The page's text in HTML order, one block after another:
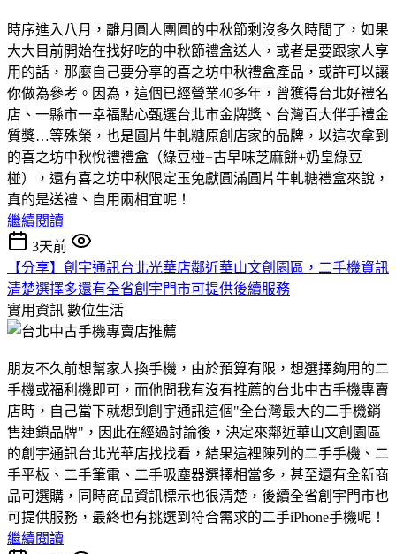
時序進入八月，離月圓人團圓的中秋節剩沒多久時間了，如果
大大目前開始在找好吃的中秋節禮盒送人，或者是要跟家人享
用的話，那麼自己要分享的喜之坊中秋禮盒產品，或許可以讓
你做為參考。因為，這個已經營業40多年，曾獲得台北好禮名
店、一縣市一幸福點心甄選台北市金牌獎、台灣百大伴手禮金
質獎…等殊榮，也是圓片牛軋糖原創店家的品牌，以這次拿到
的喜之坊中秋悅禮禮盒（綠豆椪+古早味芝麻餅+奶皇綠豆
椪），還有喜之坊中秋限定玉兔獻圓滿圓片牛軋糖禮盒來說，
真的是送禮、自用兩相宜呢！
繼續閱讀
3天前
【分享】創宇通訊台北光華店鄰近華山文創園區，二手機資訊
清楚選擇多還有全省創宇門市可提供後續服務
實用資訊 數位生活
朋友不久前想幫家人換手機，由於預算有限，想選擇夠用的二
手機或福利機即可，而他問我有沒有推薦的台北中古手機專賣
店時，自己當下就想到創宇通訊這個"全台灣最大的二手機銷
售連鎖品牌"，因此在經過討論後，決定來鄰近華山文創園區
的創宇通訊台北光華店找找看，結果這裡陳列的二手手機、二
手平板、二手筆電、二手吸塵器選擇相當多，甚至還有全新商
品可選購，同時商品資訊標示也很清楚，後續全省創宇門市也
可提供服務，最終也有挑選到符合需求的二手iPhone手機呢！
繼續閱讀